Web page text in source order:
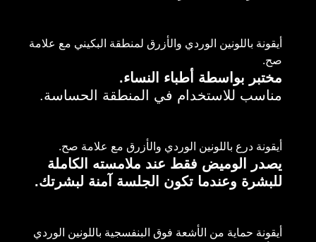
أيقونة باللونين الوردي والأزرق لمنطقة البكيني مع علامة
صح.
مختبر بواسطة أطباء النساء.
مناسب للاستخدام في المنطقة الحساسة.
أيقونة درع باللونين الوردي والأزرق مع علامة صح.
يصدر الوميض فقط عند ملامسته الكاملة
للبشرة وعندما تكون الجلسة آمنة لبشرتك.
أيقونة حماية من الأشعة فوق البنفسجية باللونين الوردي